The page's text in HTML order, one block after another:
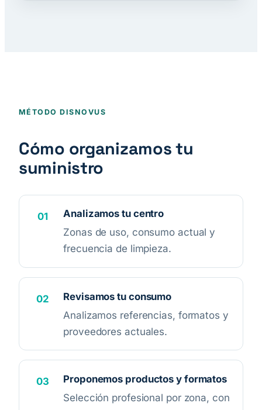
MÉTODO DISNOVUS
Cómo organizamos tu
suministro
Analizamos tu centro
Zonas de uso, consumo actual y
frecuencia de limpieza.
Revisamos tu consumo
Analizamos referencias, formatos y
proveedores actuales.
Proponemos productos y formatos
Selección profesional por zona, con